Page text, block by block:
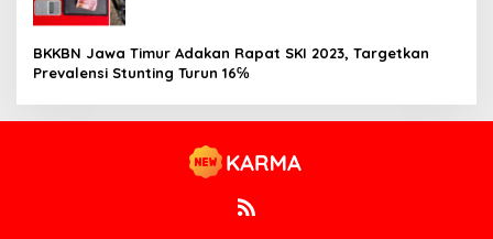
BKKBN Jawa Timur Adakan Rapat SKI 2023, Targetkan
Prevalensi Stunting Turun 16℅